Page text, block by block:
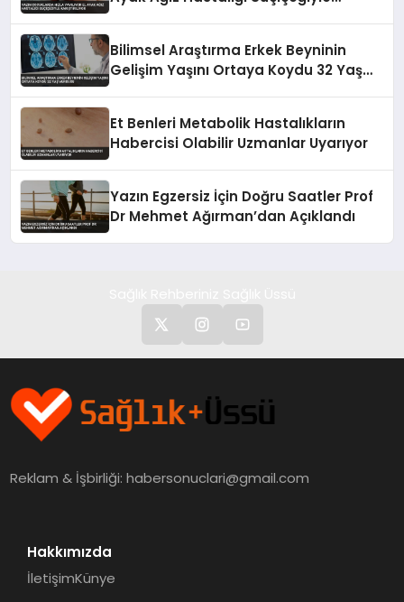
Bilimsel Araştırma Erkek Beyninin
Gelişim Yaşını Ortaya Koydu 32 Yaş
Et Benleri Metabolik Hastalıkların
Habercisi Olabilir Uzmanlar Uyarıyor
Yazın Egzersiz İçin Doğru Saatler Prof
Dr Mehmet Ağırman’dan Açıklandı
Reklam & İşbirliği:habersonuclari@gmail.com
Hakkımızda
İletişimKünye